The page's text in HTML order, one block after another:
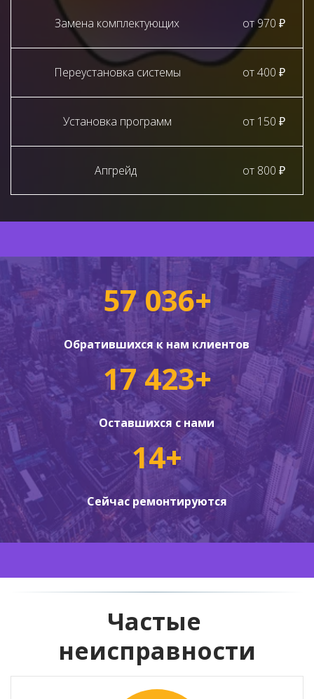
Замена комплектующих от 970 ₽
Переустановка системы от 400 ₽
Установка программ от 150 ₽
Апгрейд от 800 ₽
57 036+
Обратившихся к нам клиентов
17 423+
Оставшихся с нами
14+
Сейчас ремонтируются
Частые
неисправности